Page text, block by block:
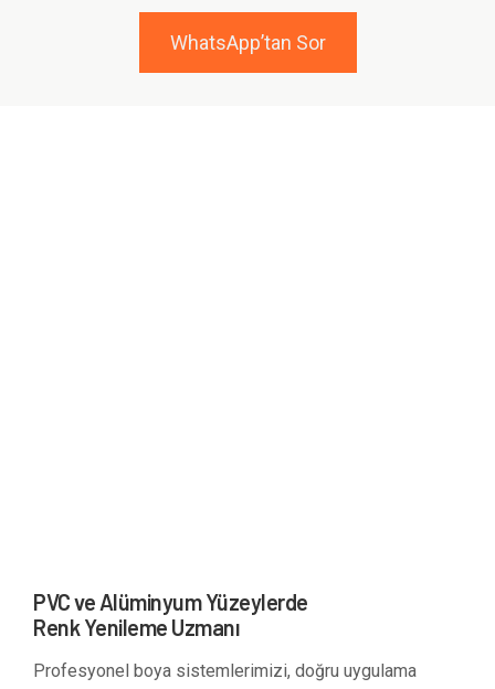
WhatsApp’tan Sor
PVC ve Alüminyum Yüzeylerde
Renk Yenileme Uzmanı
Profesyonel boya sistemlerimizi, doğru uygulama